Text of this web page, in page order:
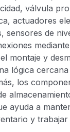
válvula
actuadores
sensores de
montaje y
lógica
los
ayuda a
y